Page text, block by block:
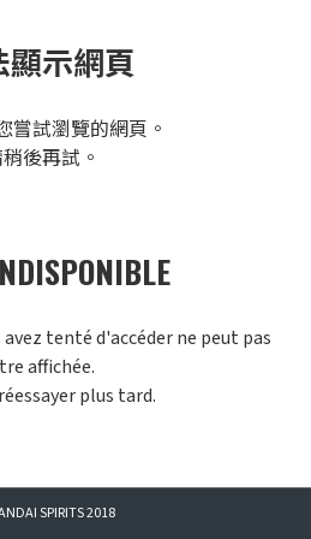
顯示網頁
嘗試瀏覽的網頁。
後再試。
tenté d'accéder ne peut pas
affichée.
plus tard.
SPIRITS 2018